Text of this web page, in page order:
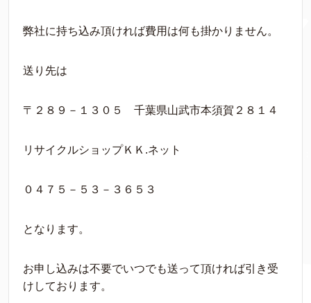
弊社に持ち込み頂ければ費用は何も掛かりません。
送り先は
〒２８９－１３０５ 千葉県山武市本須賀２８１４
リサイクルショップＫＫ.ネット
０４７５－５３－３６５３
となります。
お申し込みは不要でいつでも送って頂ければ引き受
けしております。